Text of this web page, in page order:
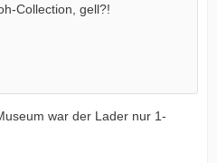
Collection, gell?!
war der Lader nur 1-